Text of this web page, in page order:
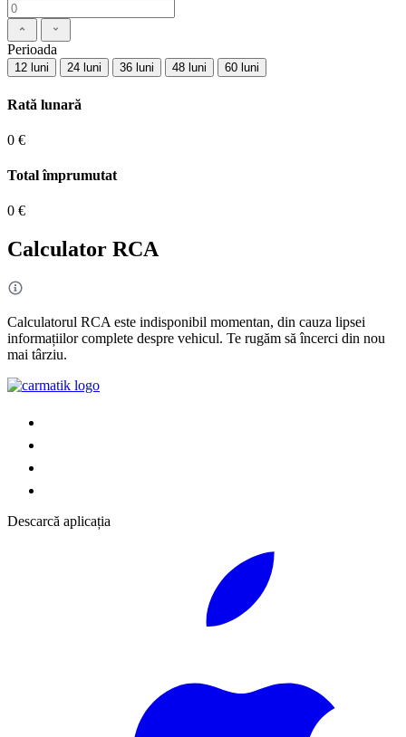
Perioada
12 luni 24 luni 36 luni 48 luni 60 luni
Rată lunară
0 €
Total împrumutat
0 €
Calculator RCA
Calculatorul RCA este indisponibil momentan, din cauza lipsei
informațiilor complete despre vehicul. Te rugăm să încerci din nou
mai târziu.
Descarcă aplicația